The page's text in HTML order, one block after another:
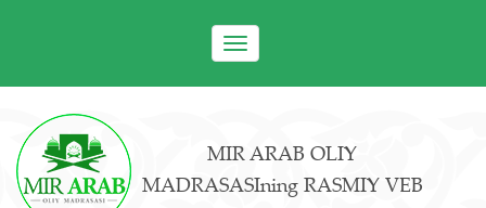
Toggle
navigation
MIR ARAB OLIY
MADRASASIning RASMIY VEB